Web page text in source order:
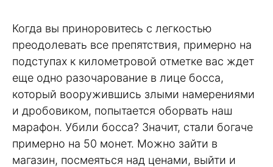
Когда вы приноровитесь с легкостью
преодолевать все препятствия, примерно на
подступах к километровой отметке вас ждет
еще одно разочарование в лице босса,
который вооружившись злыми намерениями
и дробовиком, попытается оборвать наш
марафон. Убили босса? Значит, стали богаче
примерно на 50 монет. Можно зайти в
магазин, посмеяться над ценами, выйти и